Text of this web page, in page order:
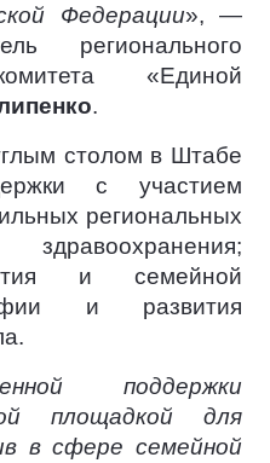
Федерации», —
регионального
«Единой
.
столом в Штабе
с участием
региональных
и семейной
и развития
поддержки
площадкой для
в сфере семейной